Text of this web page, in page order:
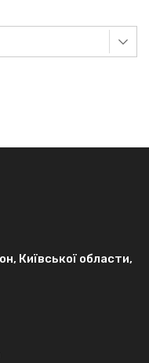
Київської области,